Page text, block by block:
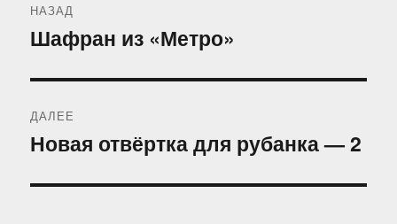
по
НАЗАД
Предыдущая
Шафран из «Метро»
ДАЛЕЕ
Следующая
Новая отвёртка для рубанка — 2